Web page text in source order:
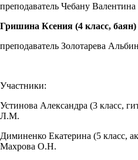
преподаватель Чебану
Гришина Ксения (4 класс, баян)
преподаватель Золотарева
Участники:
Устинова Александра (3 класс,
Л.М.
Диминенко Екатерина (5 класс,
Махрова О.Н.